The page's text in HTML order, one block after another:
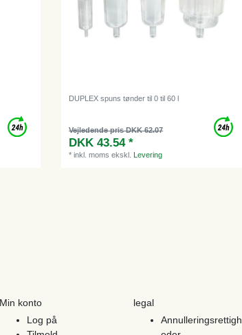
DUPLEX spuns tønder til 0 til 60 l
Vejledende pris DKK 62.07
DKK 43.54 *
*inkl. moms ekskl.Levering
Min konto
Log på
legal
Annulleringsrettigh